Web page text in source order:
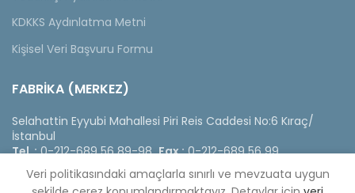
KDKKS Aydınlatma Metni
Kişisel Veri Başvuru Formu
FABRİKA (MERKEZ)
Selahattin Eyyubi Mahallesi Piri Reis Caddesi No:6 Kıraç/
İstanbul
Tel :0-212-689 56 89-98Fax :0-212-689 56 99
Veri politikasındaki amaçlarla sınırlı ve mevzuata uygun